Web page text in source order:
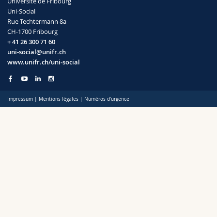
Sciences et médecine
Interfacultaire
Collaborateurs
Doctorants
Webmail
Programme des cours
MyUnifr
Uni-Social
Rue Techtermann 8a
CH-1700 Fribourg
+ 41 26 300 71 60
uni-social@unifr.ch
www.unifr.ch/uni-social
Impressum | Mentions légales | Numéros d'urgence